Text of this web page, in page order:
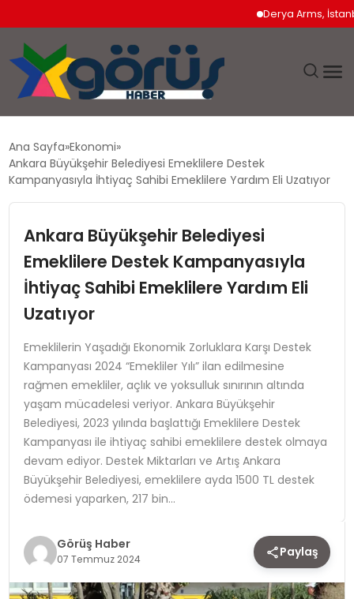
Derya Arms, İstanbul
EKONOMI
MAGAZIN
SAĞLIK
SPOR
TEKNOLOJI
YAŞAM
Ana Sayfa Ekonomi
Ankara Büyükşehir Belediyesi Emeklilere Destek
Kampanyasıyla İhtiyaç Sahibi Emeklilere Yardım Eli Uzatıyor
Ankara Büyükşehir Belediyesi
Emeklilere Destek Kampanyasıyla
İhtiyaç Sahibi Emeklilere Yardım Eli
Uzatıyor
Emeklilerin Yaşadığı Ekonomik Zorluklara Karşı Destek
Kampanyası 2024 “Emekliler Yılı” ilan edilmesine
rağmen emekliler, açlık ve yoksulluk sınırının altında
yaşam mücadelesi veriyor. Ankara Büyükşehir
Belediyesi, 2023 yılında başlattığı Emeklilere Destek
Kampanyası ile ihtiyaç sahibi emeklilere destek olmaya
devam ediyor. Destek Miktarları ve Artış Ankara
Büyükşehir Belediyesi, emeklilere ayda 1500 TL destek
ödemesi yaparken, 217 bin…
Görüş Haber
07 Temmuz 2024 Paylaş